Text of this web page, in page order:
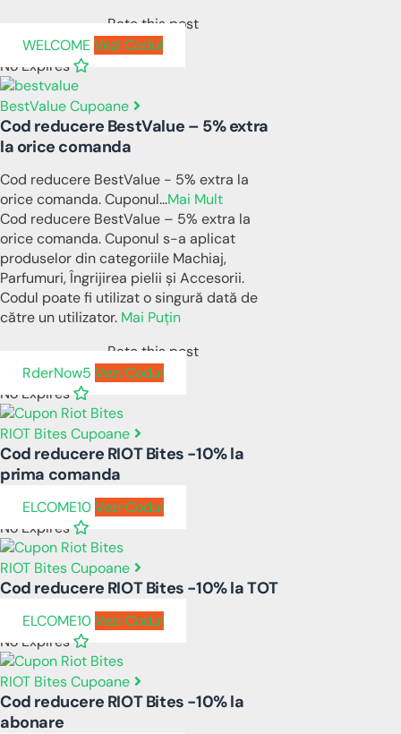
Rate this post
WELCOMEVezi Codul
No Expires
BestValue Cupoane
Cod reducere BestValue – 5% extra
la orice comanda
Cod reducere BestValue - 5% extra la
orice comanda. Cuponul...Mai Mult
Cod reducere BestValue – 5% extra la
orice comanda. Cuponul s-a aplicat
produselor din categoriile Machiaj,
Parfumuri, Îngrijirea pielii și Accesorii.
Codul poate fi utilizat o singură dată de
către un utilizator. Mai Puțin
Rate this post
RderNow5 Vezi Codul
No Expires
RIOT Bites Cupoane
Cod reducere RIOT Bites -10% la
prima comanda
ELCOME10Vezi Codul
No Expires
RIOT Bites Cupoane
Cod reducere RIOT Bites -10% la TOT
ELCOME10Vezi Codul
No Expires
RIOT Bites Cupoane
Cod reducere RIOT Bites -10% la
abonare